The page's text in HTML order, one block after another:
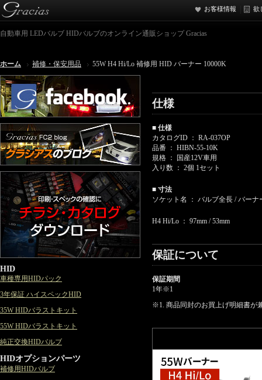
お客様情報 欲
自動車用 LEDバルブ HIDバルブのオンライン通販ショップ Gracias
ホーム 補修・保安用品 55W H4 Hi/Lo 補修用 HID バーナー 10000K
仕様
■ 仕様
カタログID ： RA-037OP
品番 ： HIBN-55-10K
規格 ： 国産12V車用
入り数 ： 2個 1セット
■ 寸法
ソケット名 ： バルブ全長 / バーナ
H4 Hi/Lo ： 97mm / 53mm
保証について
保証期間
1年※1
※1. 商品同封のお買上げ明細書が
HID
車種専用HIDパック
3年保証 ハイスペックHID
35W HIDバラストキット
55W HIDバラストキット
純正交換HIDバルブ
HIDオプションパーツ
補修用HIDバルブ